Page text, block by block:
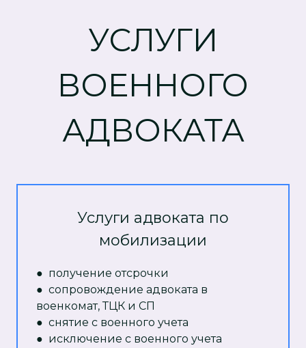
УСЛУГИ
ВОЕННОГО
АДВОКАТА
Услуги адвоката по
мобилизации
● получение отсрочки
● сопровождение адвоката в
военкомат, ТЦК и СП
● снятие с военного учета
● исключение с военного учета